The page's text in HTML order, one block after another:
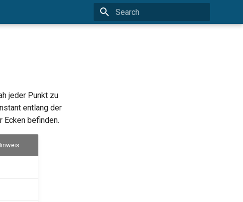
jeder Punkt zu
entlang der
Ecken befinden.